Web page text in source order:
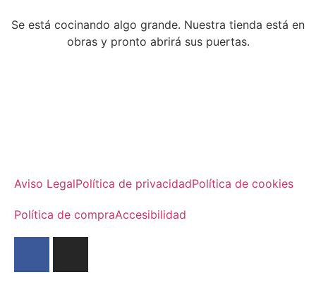
Se está cocinando algo grande. Nuestra tienda está en
obras y pronto abrirá sus puertas.
Aviso LegalPolítica de privacidadPolítica de cookies
Política de compraAccesibilidad